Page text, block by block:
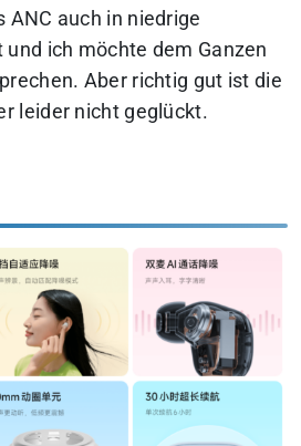
ANC auch in niedrige
ich möchte dem Ganzen
Aber richtig gut ist die
leider nicht geglückt.